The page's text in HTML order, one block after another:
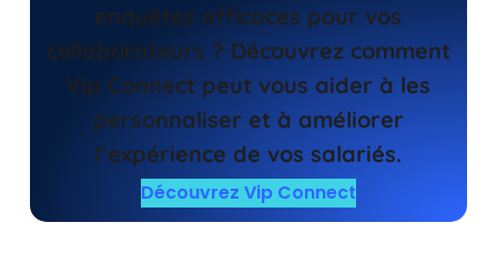
enquêtes efficaces pour vos
collaborateurs ? Découvrez comment
Vip Connect peut vous aider à les
personnaliser et à améliorer
l’expérience de vos salariés.
Découvrez Vip Connect